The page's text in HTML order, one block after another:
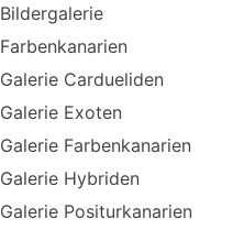
Bildergalerie
Farbenkanarien
Galerie Cardueliden
Galerie Exoten
Galerie Farbenkanarien
Galerie Hybriden
Galerie Positurkanarien